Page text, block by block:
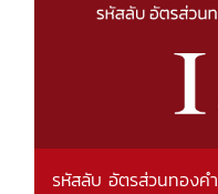
รหัสลับ อัตรส่วนทองคำ